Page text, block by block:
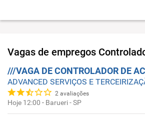
Vagas de empregos
ADVANCED SERVIÇOS E
2 avaliações
Hoje 12:00 - Barueri - SP